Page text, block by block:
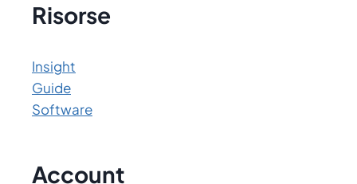
Risorse
Insight
Guide
Software
Account